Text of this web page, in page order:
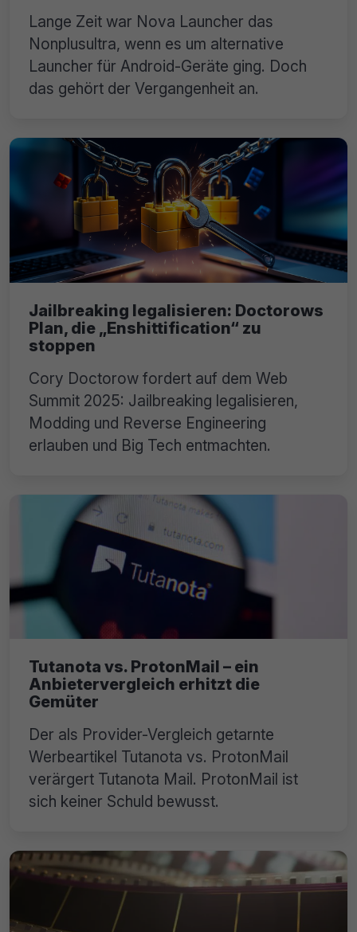
Lange Zeit war Nova Launcher das
Nonplusultra, wenn es um alternative
Launcher für Android-Geräte ging. Doch
das gehört der Vergangenheit an.
Jailbreaking legalisieren: Doctorows
Plan, die „Enshittification“ zu
stoppen
Cory Doctorow fordert auf dem Web
Summit 2025: Jailbreaking legalisieren,
Modding und Reverse Engineering
erlauben und Big Tech entmachten.
Tutanota vs. ProtonMail – ein
Anbietervergleich erhitzt die
Gemüter
Der als Provider-Vergleich getarnte
Werbeartikel Tutanota vs. ProtonMail
verärgert Tutanota Mail. ProtonMail ist
sich keiner Schuld bewusst.